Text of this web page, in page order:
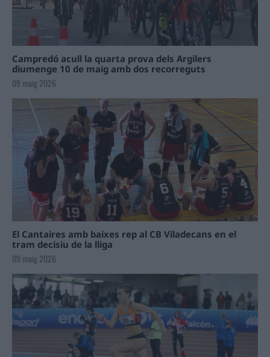
Campredó acull la quarta prova dels Argilers
diumenge 10 de maig amb dos recorreguts
09 maig 2026
El Cantaires amb baixes rep al CB Viladecans en el
tram decisiu de la lliga
09 maig 2026